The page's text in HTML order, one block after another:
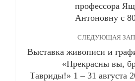
профессора
Антоновну с
СЛЕДУЮЩАЯ
Выставка живописи и
«Прекрасны вы,
Тавриды!» 1 – 31 августа